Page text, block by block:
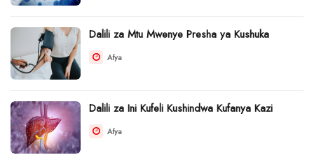
Dalili za Mtu Mwenye Presha ya Kushuka
Afya
Dalili za Ini Kufeli Kushindwa Kufanya Kazi
Afya